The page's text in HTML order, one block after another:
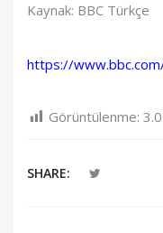
Kaynak: BBC Türkçe
https://
Görüntülenme:
SHARE: